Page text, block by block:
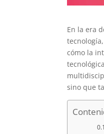
En la era
cómo la
sino que